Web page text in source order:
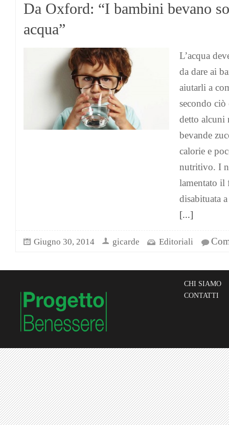
Da Oxford: “I bambini bevano
acqua”
L’acqua
da dare ai
aiutarli a
secondo ciò
detto alcuni
bevande
calorie e
nutritivo. I
lamentato il
disabituata
[...]
Giugno 30, 2014 gicarde Editoriali
CHI SIAMO
CONTATTI